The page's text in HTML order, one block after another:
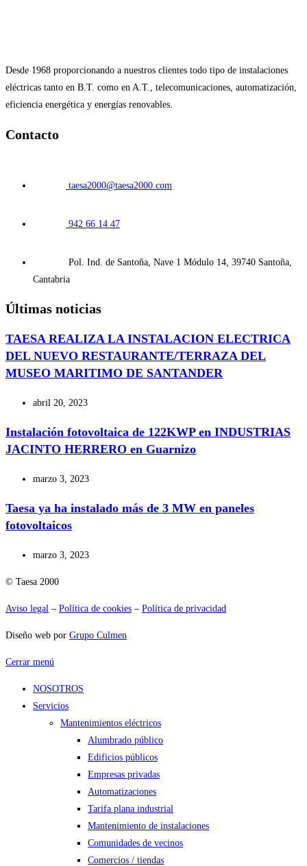
Desde 1968 proporcionando a nuestros clientes todo tipo de instalaciones
eléctricas tanto en B.T. como en A.T., telecomunicaciones, automatización,
eficiencia energética y energías renovables.
Contacto
taesa2000@taesa2000.com
942 66 14 47
Pol. Ind. de Santoña, Nave 1 Módulo 14, 39740 Santoña,
Cantabria
Últimas noticias
TAESA REALIZA LA INSTALACION ELECTRICA
DEL NUEVO RESTAURANTE/TERRAZA DEL
MUSEO MARITIMO DE SANTANDER
abril 20, 2023
Instalación fotovoltaica de 122KWP en INDUSTRIAS
JACINTO HERRERO en Guarnizo
marzo 3, 2023
Taesa ya ha instalado más de 3 MW en paneles
fotovoltaicos
marzo 3, 2023
© Taesa 2000
Aviso legal – Política de cookies – Política de privacidad
Diseño web por Grupo Culmen
Cerrar menú
NOSOTROS
Servicios
Mantenimientos eléctricos
Alumbrado público
Edificios públicos
Empresas privadas
Automatizaciones
Tarifa plana industrial
Mantenimiento de instalaciones
Comunidades de vecinos
Comercios / tiendas